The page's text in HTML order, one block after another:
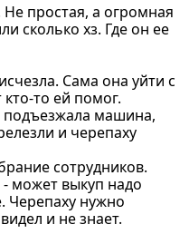
простая, а огромная
сколько хз. Где он ее
Сама она уйти с
то ей помог.
машина,
и черепаху
сотрудников.
может выкуп надо
Черепаху нужно
и не знает.